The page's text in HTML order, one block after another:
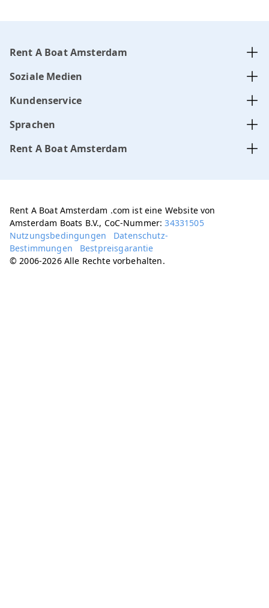
Rent A Boat Amsterdam
Soziale Medien
Kundenservice
Sprachen
Rent A Boat Amsterdam
Rent A Boat Amsterdam .com ist eine Website von
Amsterdam Boats B.V., CoC-Nummer:34331505
Nutzungsbedingungen
Datenschutz-
Bestimmungen
Bestpreisgarantie
© 2006-2026 Alle Rechte vorbehalten.